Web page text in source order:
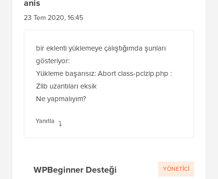
anis
23 Tem 2020, 16:45
bir eklenti yüklemeye çalıştığımda şunları
gösteriyor:
Yükleme başarısız: Abort class-pclzip.php :
Zlib uzantıları eksik
Ne yapmalıyım?
Yanıtla
WPBeginner Desteği YÖNETICI